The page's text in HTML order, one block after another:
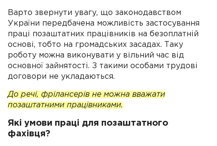
Варто звернути увагу, що законодавством
України передбачена можливість застосування
праці позаштатних працівників на безоплатній
основі, тобто на громадських засадах. Таку
роботу можна виконувати у вільний час від
основної зайнятості. З такими особами трудові
договори не укладаються.
До речі, фрілансерів не можна вважати
позаштатними працівниками.
Які умови праці для позаштатного
фахівця?